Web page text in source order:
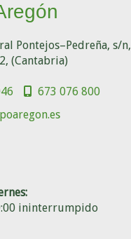
Pontejos–Pedreña, s/n,
, (Cantabria)
673 076 800
ininterrumpido